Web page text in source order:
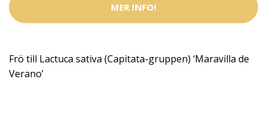
MER INFO!
Frö till Lactuca sativa (Capitata-gruppen) ‘Maravilla de
Verano’